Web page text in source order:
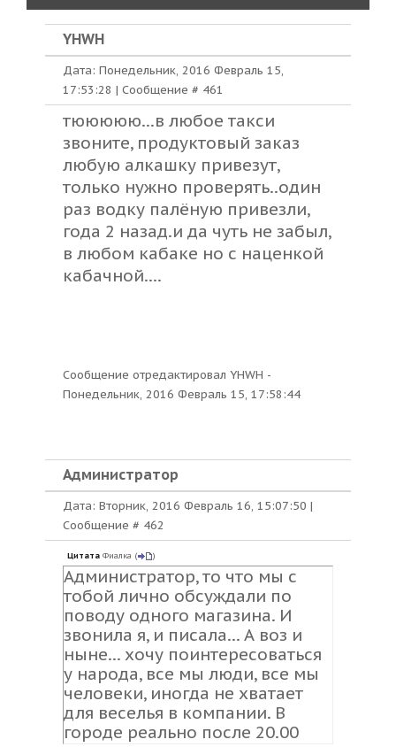
YHWH
Дата: Понедельник, 2016 Февраль 15,
17:53:28 | Сообщение # 461
тююююю...в любое такси
звоните, продуктовый заказ
любую алкашку привезут,
только нужно проверять..один
раз водку палёную привезли,
года 2 назад.и да чуть не забыл,
в любом кабаке но с наценкой
кабачной....
Сообщение отредактировал YHWH -
Понедельник, 2016 Февраль 15, 17:58:44
Администратор
Дата: Вторник, 2016 Февраль 16, 15:07:50 |
Сообщение # 462
Цитата Фиалка ( )
Администратор, то что мы с
тобой лично обсуждали по
поводу одного магазина. И
звонила я, и писала... А воз и
ныне... хочу поинтересоваться
у народа, все мы люди, все мы
человеки, иногда не хватает
для веселья в компании. В
городе реально после 20.00